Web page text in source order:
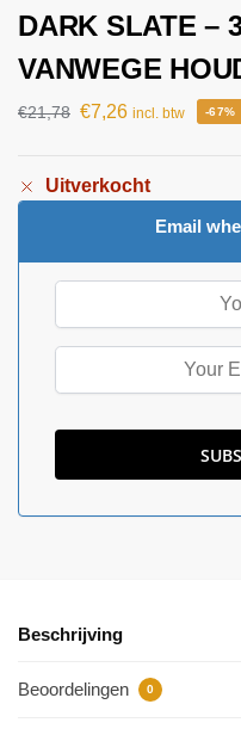
DARK SLATE –
VANWEGE
€21,78 €7,26 incl. btw -67%
Uitverkocht
Email
Beschrijving
Beoordelingen 0